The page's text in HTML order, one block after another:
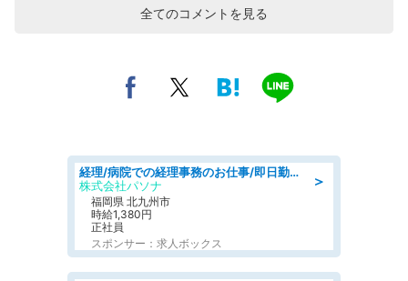
全てのコメントを見る
＞
経理/病院での経理事務のお仕事/即日勤務可/車通勤可/経理/一般事務
株式会社パソナ
福岡県 北九州市
時給1,380円
正社員
スポンサー：求人ボックス